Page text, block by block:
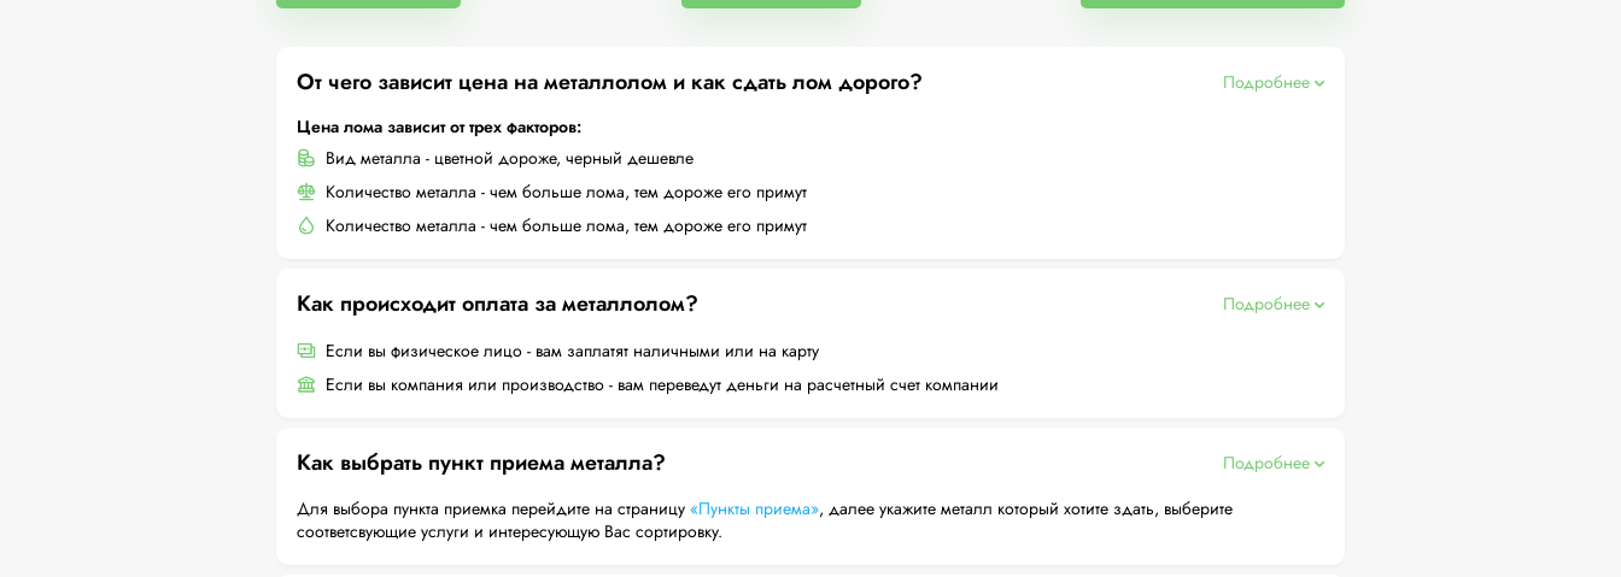
От чего зависит цена на металлолом и как сдать лом дорого?
Подробнее
Цена лома зависит от трех факторов:
Вид металла - цветной дороже, черный дешевле
Количество металла - чем больше лома, тем дороже его примут
Количество металла - чем больше лома, тем дороже его примут
Как происходит оплата за металлолом?
Подробнее
Если вы физическое лицо - вам заплатят наличными или на карту
Если вы компания или производство - вам переведут деньги на расчетный счет компании
Как выбрать пункт приема металла?
Подробнее
Для выбора пункта приемка перейдите на страницу «Пункты приема», далее укажите металл который хотите здать, выберите
соответсвующие услуги и интересующую Вас сортировку.